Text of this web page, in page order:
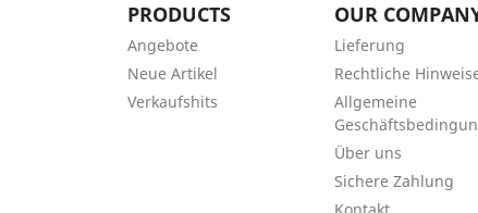
PRODUCTS
Angebote
Neue Artikel
Verkaufshits
OUR
Lieferung
Rechtliche
Allgemeine
Über uns
Sichere Zahlung